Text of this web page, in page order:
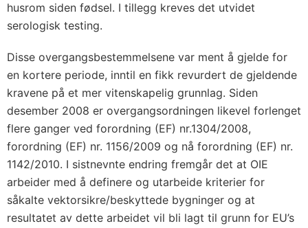
husrom siden fødsel. I tillegg kreves det utvidet
serologisk testing.
Disse overgangsbestemmelsene var ment å gjelde for
en kortere periode, inntil en fikk revurdert de gjeldende
kravene på et mer vitenskapelig grunnlag. Siden
desember 2008 er overgangsordningen likevel forlenget
flere ganger ved forordning (EF) nr.1304/2008,
forordning (EF) nr. 1156/2009 og nå forordning (EF) nr.
1142/2010. I sistnevnte endring fremgår det at OIE
arbeider med å definere og utarbeide kriterier for
såkalte vektorsikre/beskyttede bygninger og at
resultatet av dette arbeidet vil bli lagt til grunn for EU’s